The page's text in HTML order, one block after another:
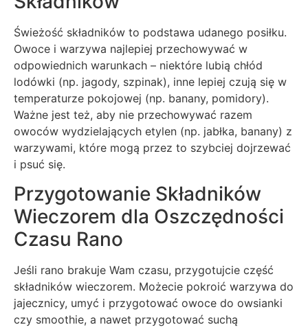
Świeżość składników to podstawa udanego posiłku.
Owoce i warzywa najlepiej przechowywać w
odpowiednich warunkach – niektóre lubią chłód
lodówki (np. jagody, szpinak), inne lepiej czują się w
temperaturze pokojowej (np. banany, pomidory).
Ważne jest też, aby nie przechowywać razem
owoców wydzielających etylen (np. jabłka, banany) z
warzywami, które mogą przez to szybciej dojrzewać
i psuć się.
Przygotowanie Składników
Wieczorem dla Oszczędności
Czasu Rano
Jeśli rano brakuje Wam czasu, przygotujcie część
składników wieczorem. Możecie pokroić warzywa do
jajecznicy, umyć i przygotować owoce do owsianki
czy smoothie, a nawet przygotować suchą